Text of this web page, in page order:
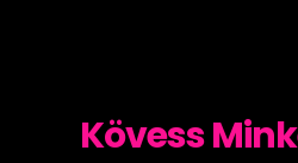
Kövess